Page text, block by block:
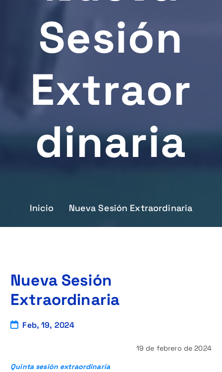
Sesión
Extraor
Dinaria
Inicio Nueva Sesión Extraordinaria
Nueva Sesión
Extraordinaria
Feb, 19, 2024
19 de febrero de 2024
Quinta sesión extraordinaria